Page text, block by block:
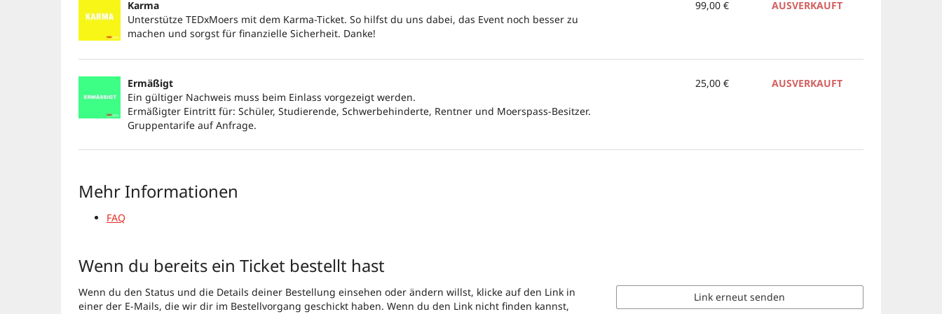
Karma
Unterstütze TEDxMoers mit dem Karma-Ticket. So hilfst du uns dabei, das Event noch besser zu
machen und sorgst für finanzielle Sicherheit. Danke!
99,00 € AUSVERKAUFT
Ermäßigt
Ein gültiger Nachweis muss beim Einlass vorgezeigt werden.
Ermäßigter Eintritt für: Schüler, Studierende, Schwerbehinderte, Rentner und Moerspass-Besitzer.
Gruppentarife auf Anfrage.
25,00 € AUSVERKAUFT
Mehr Informationen
FAQ
Wenn du bereits ein Ticket bestellt hast
Wenn du den Status und die Details deiner Bestellung einsehen oder ändern willst, klicke auf den Link in
einer der E-Mails, die wir dir im Bestellvorgang geschickt haben. Wenn du den Link nicht finden kannst,
Link erneut senden